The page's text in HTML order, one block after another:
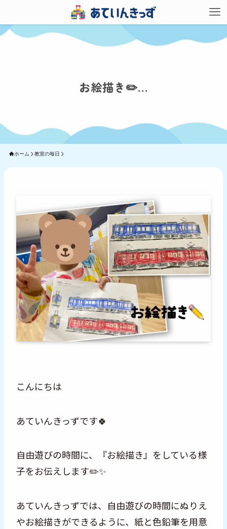
お絵描き✏️…
ホーム 教室の毎日
こんにちは
あていんきっずです🍀
自由遊びの時間に、『お絵描き』をしている様
子をお伝えします✏️✨
あていんきっずでは、自由遊びの時間にぬりえ
やお絵描きができるように、紙と色鉛筆を用意